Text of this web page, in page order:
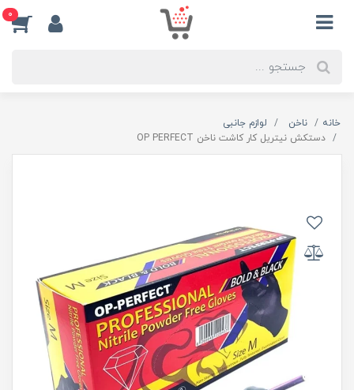
0
خانه ناخن
لوازم جانبی
دستکش نیتریل کار کاشت ناخن OP PERFECT